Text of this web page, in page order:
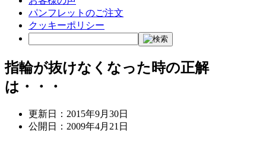
パンフレットのご注文
クッキーポリシー
指輪が抜けなくなった時の正解
は・・・
更新日： 2015年9月30日
公開日： 2009年4月21日